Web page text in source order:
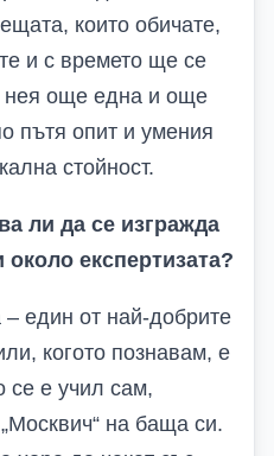
които обичате,
и с времето ще се
нея още една и още
пътя опит и умения
стойност.
ли да се изгражда
експертизата?
– един от най-добрите
когото познавам, е
се е учил сам,
на баща си.